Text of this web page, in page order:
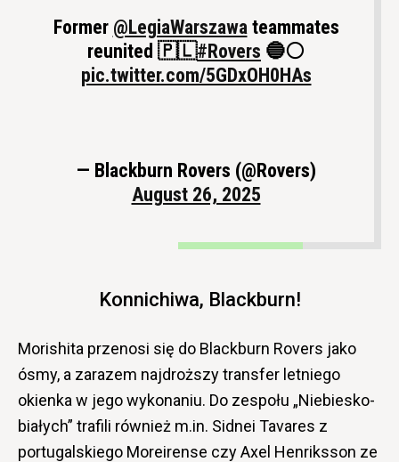
Former @LegiaWarszawateammates
reunited 🇵🇱#Rovers 🔵⚪️
pic.twitter.com/5GDxOH0HAs
— Blackburn Rovers (@Rovers)
August 26, 2025
Konnichiwa, Blackburn!
Morishita przenosi się do Blackburn Rovers jako
ósmy, a zarazem najdroższy transfer letniego
okienka w jego wykonaniu. Do zespołu „Niebiesko-
białych” trafili również m.in. Sidnei Tavares z
portugalskiego Moreirense czy Axel Henriksson ze